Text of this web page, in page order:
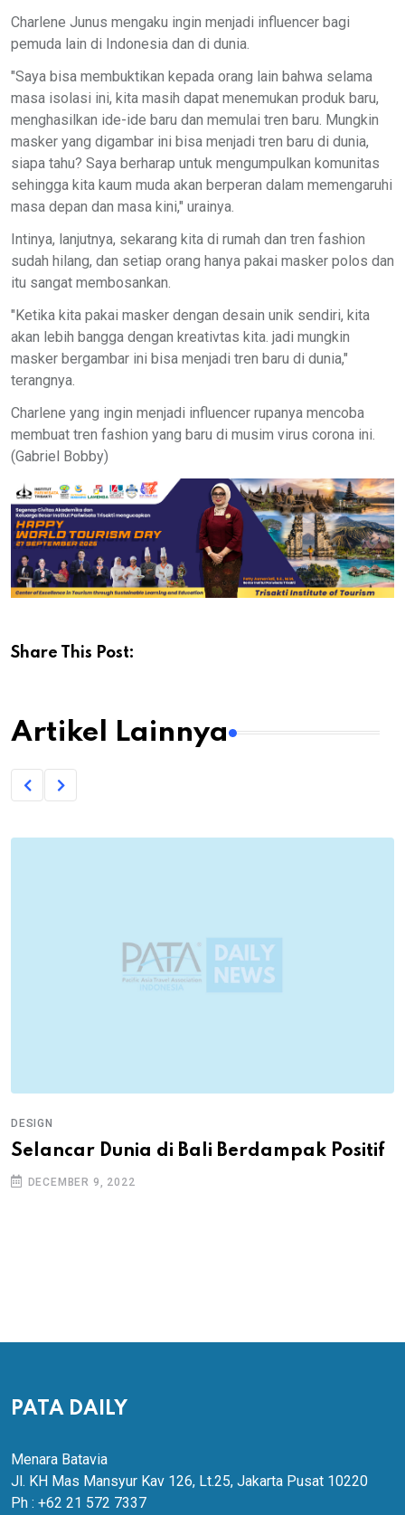
Charlene Junus mengaku ingin menjadi influencer bagi
pemuda lain di Indonesia dan di dunia.
"Saya bisa membuktikan kepada orang lain bahwa selama
masa isolasi ini, kita masih dapat menemukan produk baru,
menghasilkan ide-ide baru dan memulai tren baru. Mungkin
masker yang digambar ini bisa menjadi tren baru di dunia,
siapa tahu? Saya berharap untuk mengumpulkan komunitas
sehingga kita kaum muda akan berperan dalam memengaruhi
masa depan dan masa kini," urainya.
Intinya, lanjutnya, sekarang kita di rumah dan tren fashion
sudah hilang, dan setiap orang hanya pakai masker polos dan
itu sangat membosankan.
"Ketika kita pakai masker dengan desain unik sendiri, kita
akan lebih bangga dengan kreativtas kita. jadi mungkin
masker bergambar ini bisa menjadi tren baru di dunia,"
terangnya.
Charlene yang ingin menjadi influencer rupanya mencoba
membuat tren fashion yang baru di musim virus corona ini.
(Gabriel Bobby)
Share This Post:
Artikel Lainnya
DESIGN
Selancar Dunia di Bali Berdampak Positif
DECEMBER 9, 2022
PATA DAILY
Menara Batavia
Jl. KH Mas Mansyur Kav 126, Lt.25, Jakarta Pusat 10220
Ph : +62 21 572 7337